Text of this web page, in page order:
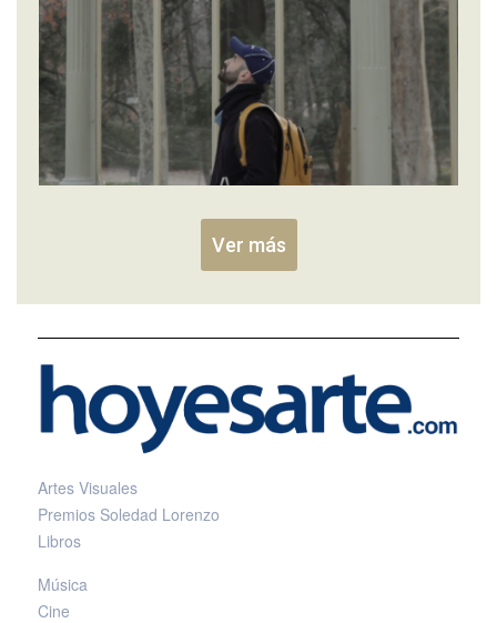
Ver más
Artes Visuales
Premios Soledad Lorenzo
Libros
Música
Cine